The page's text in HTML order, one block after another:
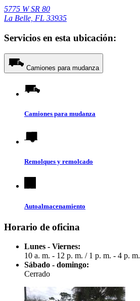
5775 W SR 80
La Belle, FL 33935
Servicios en esta ubicación:
Camiones para mudanza
Camiones para mudanza
Remolques y remolcado
Autoalmacenamiento
Horario de oficina
Lunes - Viernes:
10 a. m. - 12 p. m. / 1 p. m. - 4 p. m.
Sábado - domingo:
Cerrado